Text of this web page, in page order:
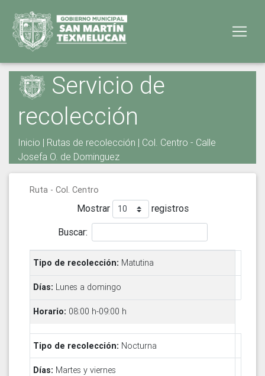
Servicio de
recolección
Inicio | Rutas de recolección | Col. Centro - Calle
Josefa O. de Dominguez
Ruta - Col. Centro
Mostrar
registros
Buscar:
Matutina
Lunes a domingo
08:00 h-09:00 h
Nocturna
Martes y viernes